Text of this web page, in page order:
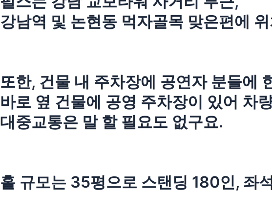
강남역 및 논현동 먹자골목 맞은편에
또한, 건물 내 주차장에 공연자 분들에
바로 옆 건물에 공영 주차장이 있어 차
대중교통은 말 할 필요도 없구요.
홀 규모는 35평으로 스탠딩 180인, 좌